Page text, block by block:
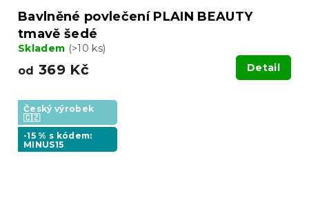
Bavlněné povlečení PLAIN BEAUTY
tmavě šedé
Skladem (>10 ks)
od 369 Kč Detail
Český výrobek
🇨🇿
-15 % s kódem:
MINUS15